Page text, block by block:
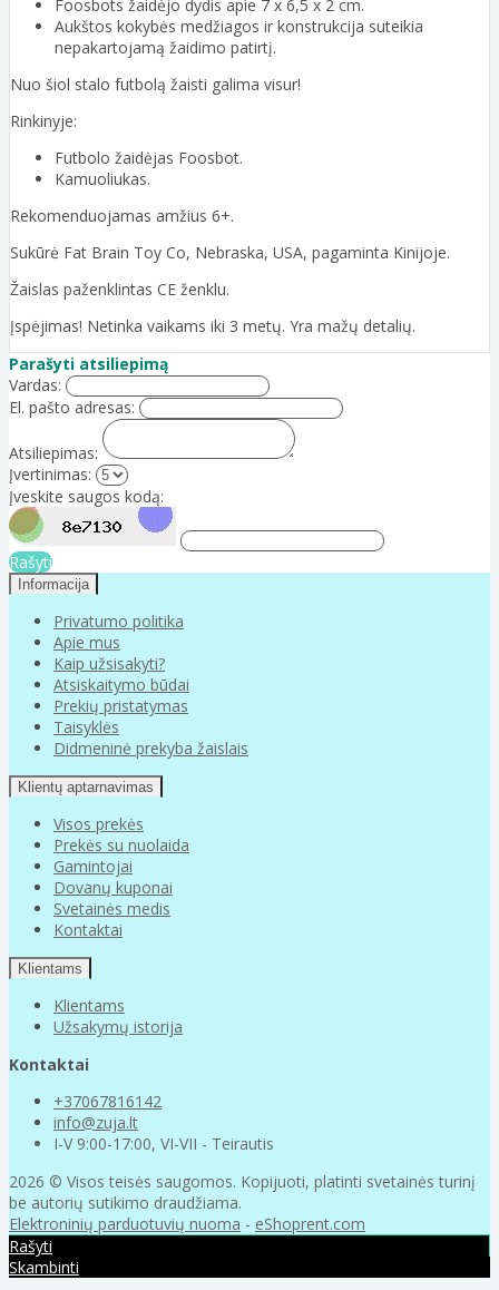
Foosbots žaidėjo dydis apie 7 x 6,5 x 2 cm.
Aukštos kokybės medžiagos ir konstrukcija suteikia
nepakartojamą žaidimo patirtį.
Nuo šiol stalo futbolą žaisti galima visur!
Rinkinyje:
Futbolo žaidėjas Foosbot.
Kamuoliukas.
Rekomenduojamas amžius 6+.
Sukūrė Fat Brain Toy Co, Nebraska, USA, pagaminta Kinijoje.
Žaislas paženklintas CE ženklu.
Įspėjimas! Netinka vaikams iki 3 metų. Yra mažų detalių.
Parašyti atsiliepimą
Vardas:
El. pašto adresas:
Atsiliepimas:
Įvertinimas:
Įveskite saugos kodą:
Rašyti
Informacija
Privatumo politika
Apie mus
Kaip užsisakyti?
Atsiskaitymo būdai
Prekių pristatymas
Taisyklės
Didmeninė prekyba žaislais
Klientų aptarnavimas
Visos prekės
Prekės su nuolaida
Gamintojai
Dovanų kuponai
Svetainės medis
Kontaktai
Klientams
Klientams
Užsakymų istorija
Kontaktai
+37067816142
info@zuja.lt
I-V 9:00-17:00, VI-VII - Teirautis
2026 © Visos teisės saugomos. Kopijuoti, platinti svetainės turinį
be autorių sutikimo draudžiama.
Elektroninių parduotuvių nuoma - eShoprent.com
Rašyti
Skambinti